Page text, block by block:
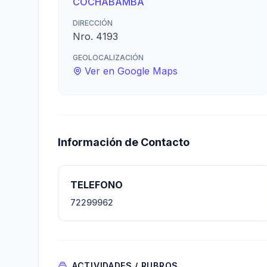
DIRECCIÓN
Nro. 4193
GEOLOCALIZACIÓN
Ver en Google Maps
Información de Contacto
TELEFONO
72299962